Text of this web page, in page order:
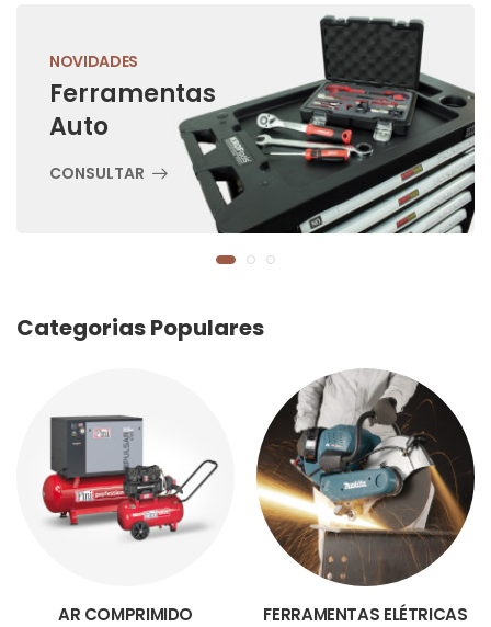
NOVIDADES
Ferramentas
Auto
CONSULTAR
Categorias Populares
AR COMPRIMIDO FERRAMENTAS ELÉTRICAS